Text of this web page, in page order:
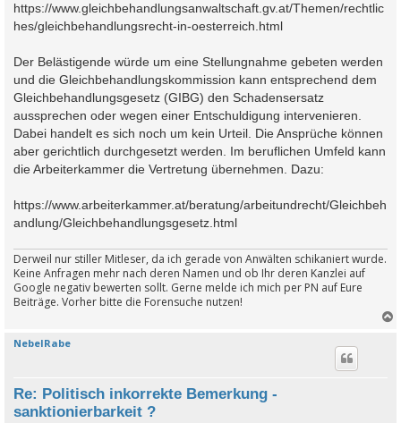
https://www.gleichbehandlungsanwaltschaft.gv.at/Themen/rechtlic
hes/gleichbehandlungsrecht-in-oesterreich.html
Der Belästigende würde um eine Stellungnahme gebeten werden
und die Gleichbehandlungskommission kann entsprechend dem
Gleichbehandlungsgesetz (GIBG) den Schadensersatz
aussprechen oder wegen einer Entschuldigung intervenieren.
Dabei handelt es sich noch um kein Urteil. Die Ansprüche können
aber gerichtlich durchgesetzt werden. Im beruflichen Umfeld kann
die Arbeiterkammer die Vertretung übernehmen. Dazu:
https://www.arbeiterkammer.at/beratung/arbeitundrecht/Gleichbeh
andlung/Gleichbehandlungsgesetz.html
Derweil nur stiller Mitleser, da ich gerade von Anwälten schikaniert wurde.
Keine Anfragen mehr nach deren Namen und ob Ihr deren Kanzlei auf
Google negativ bewerten sollt. Gerne melde ich mich per PN auf Eure
Beiträge. Vorher bitte die Forensuche nutzen!
NebelRabe
Re: Politisch inkorrekte Bemerkung -
sanktionierbarkeit ?